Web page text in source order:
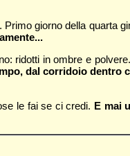
Primo giorno della quarta
ridotti in ombre e
dal corridoio dentro
le fai se ci credi. E mai